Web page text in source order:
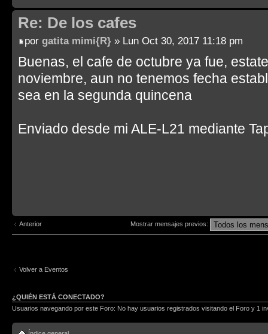
Re: De los cafes
por gatita mimi{R} » Lun Oct 30, 2017 11:18 pm
Buenas, el cafe de octubre ya fue,
noviembre, aun no tenemos fecha
sea en la segunda quincena
Enviado desde mi ALE-L21 mediante
Anterior Mostrar mensajes previos:
Volver a Eventos
¿QUIÉN ESTÁ CONECTADO?
Usuarios navegando por este Foro: No hay usuarios registrados visitando el Foro y 1